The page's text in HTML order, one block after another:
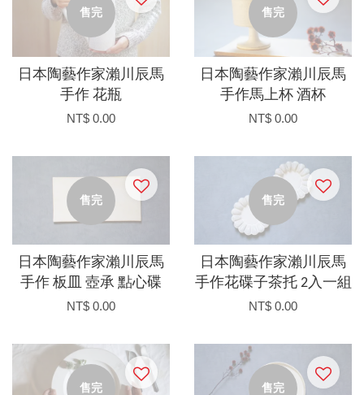
售完
日本陶藝作家瀨川辰馬
手作 花瓶
NT$ 0.00
售完
日本陶藝作家瀨川辰馬
手作馬上杯 酒杯
NT$ 0.00
售完
日本陶藝作家瀨川辰馬
手作 板皿 壺承 點心碟
NT$ 0.00
售完
日本陶藝作家瀨川辰馬
手作花碟子茶托 2入一組
NT$ 0.00
售完 售完